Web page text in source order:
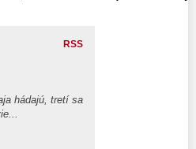
RSS
hádajú, tretí sa